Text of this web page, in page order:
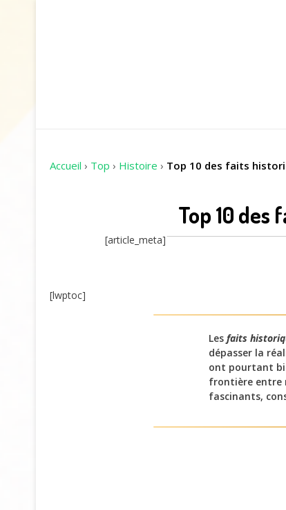
Accueil › Top › Histoire › Top 10 des faits
Top 10
[article_meta]
[lwptoc]
Les faits
dépasser la
ont pourtant
frontière entre
fascinants,